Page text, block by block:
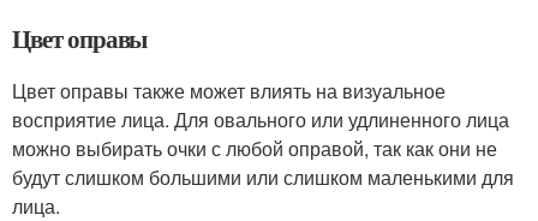
Цвет оправы
Цвет оправы также может влиять на визуальное
восприятие лица. Для овального или удлиненного лица
можно выбирать очки с любой оправой, так как они не
будут слишком большими или слишком маленькими для
лица.